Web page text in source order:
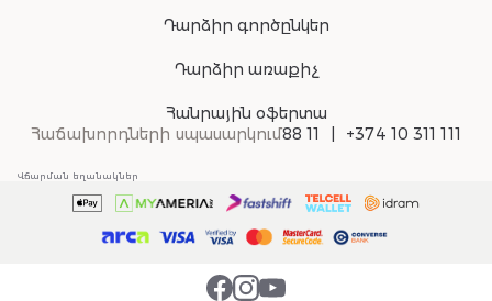
Դարձիր գործընկեր
Դարձիր առաքիչ
Հանրային օֆերտա
Հաճախորդների սպասարկում88 11 +374 10 311 111
Վճարման եղանակներ